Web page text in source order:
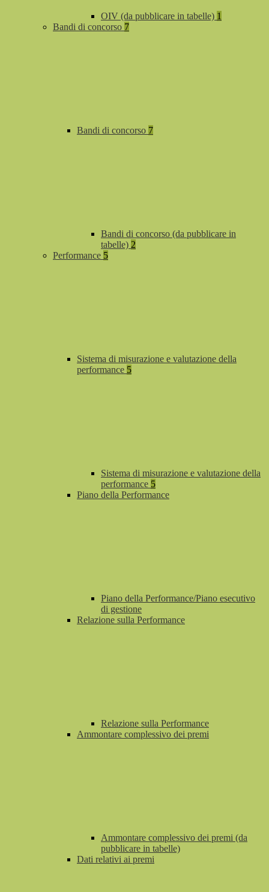
OIV (da pubblicare in tabelle) 1
Bandi di concorso 7
Bandi di concorso 7
Bandi di concorso (da pubblicare in
tabelle) 2
Performance 5
Sistema di misurazione e valutazione della
performance 5
Sistema di misurazione e valutazione della
performance 5
Piano della Performance
Piano della Performance/Piano esecutivo
di gestione
Relazione sulla Performance
Relazione sulla Performance
Ammontare complessivo dei premi
Ammontare complessivo dei premi (da
pubblicare in tabelle)
Dati relativi ai premi